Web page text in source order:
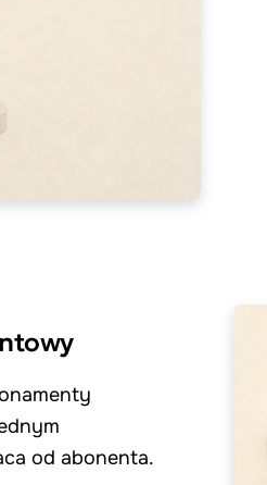
od abonenta.